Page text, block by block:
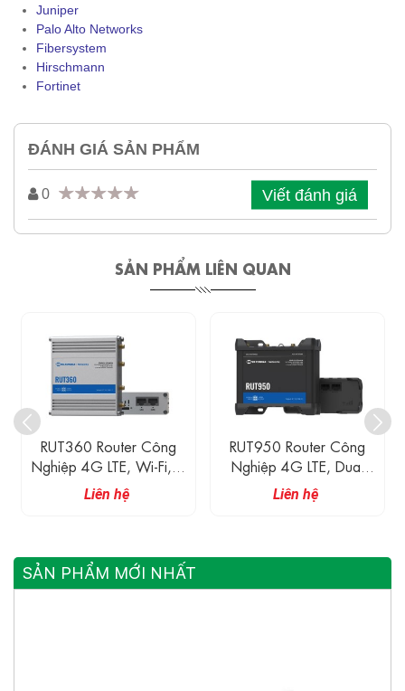
Juniper
Palo Alto Networks
Fibersystem
Hirschmann
Fortinet
ĐÁNH GIÁ SẢN PHẨM
0 Viết đánh giá
SẢN PHẨM LIÊN QUAN
RUT360 Router Công
Nghiệp 4G LTE, Wi-Fi, 2
Cổng Ethernet 100M
Liên hệ
RUT950 Router Công
Nghiệp 4G LTE, Dual
SIM, 4 Cổng Ethernet
100M
Liên hệ
SẢN PHẨM MỚI NHẤT